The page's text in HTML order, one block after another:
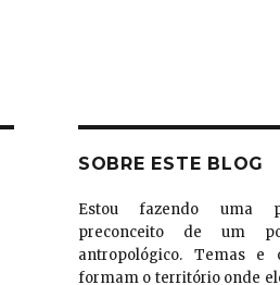
SOBRE ESTE BLOG
Estou fazendo uma
preconceito de um
antropológico. Temas e
formam o território onde